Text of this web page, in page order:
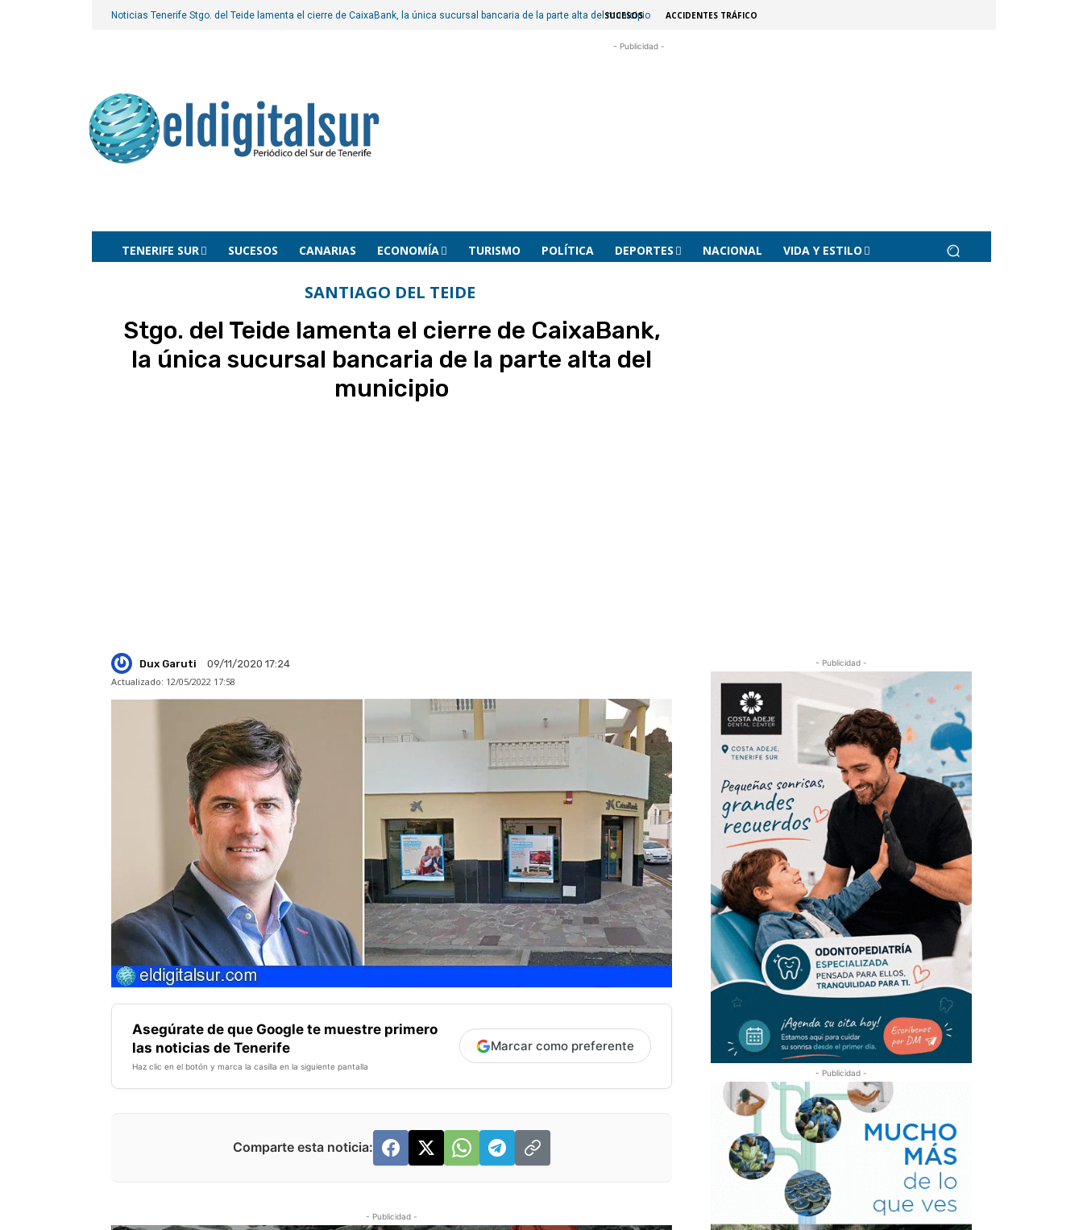
Noticias Tenerife Stgo. del Teide lamenta el cierre de CaixaBank, la única sucursal bancaria de la parte alta del municipio
SUCESOS ACCIDENTES TRÁFICO
- Publicidad -
TENERIFE SUR SUCESOS CANARIAS ECONOMÍA TURISMO POLÍTICA DEPORTES NACIONAL VIDA Y ESTILO
SANTIAGO DEL TEIDE
Stgo. del Teide lamenta el cierre de CaixaBank,
la única sucursal bancaria de la parte alta del
municipio
Dux Garuti
09/11/2020 17:24
Actualizado: 12/05/2022 17:58
Asegúrate de que Google te muestre primero
las noticias de Tenerife
Haz clic en el botón y marca la casilla en la siguiente pantalla
Marcar como preferente
Comparte esta noticia:
- Publicidad -
- Publicidad -
- Publicidad -